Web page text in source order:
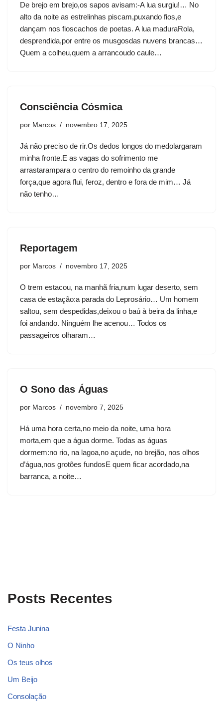
De brejo em brejo,os sapos avisam:-A lua surgiu!… No
alto da noite as estrelinhas piscam,puxando fios,e
dançam nos fioscachos de poetas. A lua maduraRola,
desprendida,por entre os musgosdas nuvens brancas…
Quem a colheu,quem a arrancoudo caule…
Consciência Cósmica
por Marcos novembro 17, 2025
Já não preciso de rir.Os dedos longos do medolargaram
minha fronte.E as vagas do sofrimento me
arrastarampara o centro do remoinho da grande
força,que agora flui, feroz, dentro e fora de mim… Já
não tenho…
Reportagem
por Marcos novembro 17, 2025
O trem estacou, na manhã fria,num lugar deserto, sem
casa de estação:a parada do Leprosário… Um homem
saltou, sem despedidas,deixou o baú à beira da linha,e
foi andando. Ninguém lhe acenou… Todos os
passageiros olharam…
O Sono das Águas
por Marcos novembro 7, 2025
Há uma hora certa,no meio da noite, uma hora
morta,em que a água dorme. Todas as águas
dormem:no rio, na lagoa,no açude, no brejão, nos olhos
d’água,nos grotões fundosE quem ficar acordado,na
barranca, a noite…
Posts Recentes
Festa Junina
O Ninho
Os teus olhos
Um Beijo
Consolação